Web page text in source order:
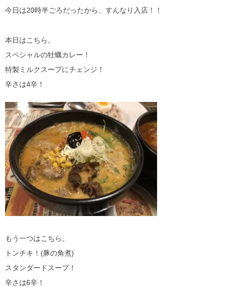
今日は20時半ごろだったから、すんなり入店！！
本日はこちら。
スペシャルの牡蠣カレー！
特製ミルクスープにチェンジ！
辛さは4辛！
もう一つはこちら。
トンチキ！(豚の角煮)
スタンダードスープ！
辛さは6辛！